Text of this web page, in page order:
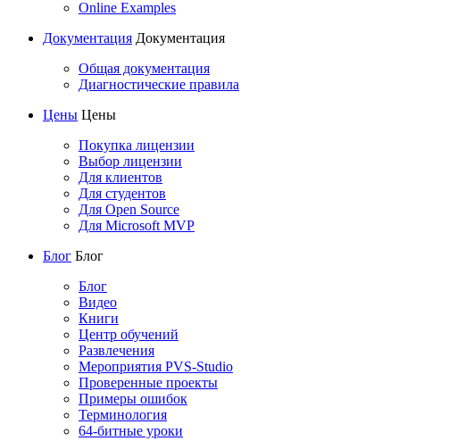
Online Examples
Документация Документация
Общая документация
Диагностические правила
Цены Цены
Покупка лицензии
Выбор лицензии
Для клиентов
Для студентов
Для Open Source
Для Microsoft MVP
Блог Блог
Блог
Видео
Книги
Центр обучений
Развлечения
Мероприятия PVS-Studio
Проверенные проекты
Примеры ошибок
Терминология
64-битные уроки